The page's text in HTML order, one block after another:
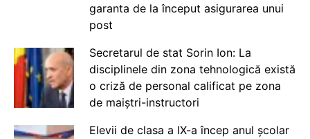
garanta de la început asigurarea unui
post
Secretarul de stat Sorin Ion: La
disciplinele din zona tehnologică există
o criză de personal calificat pe zona
de maiștri-instructori
Elevii de clasa a IX-a încep anul școlar